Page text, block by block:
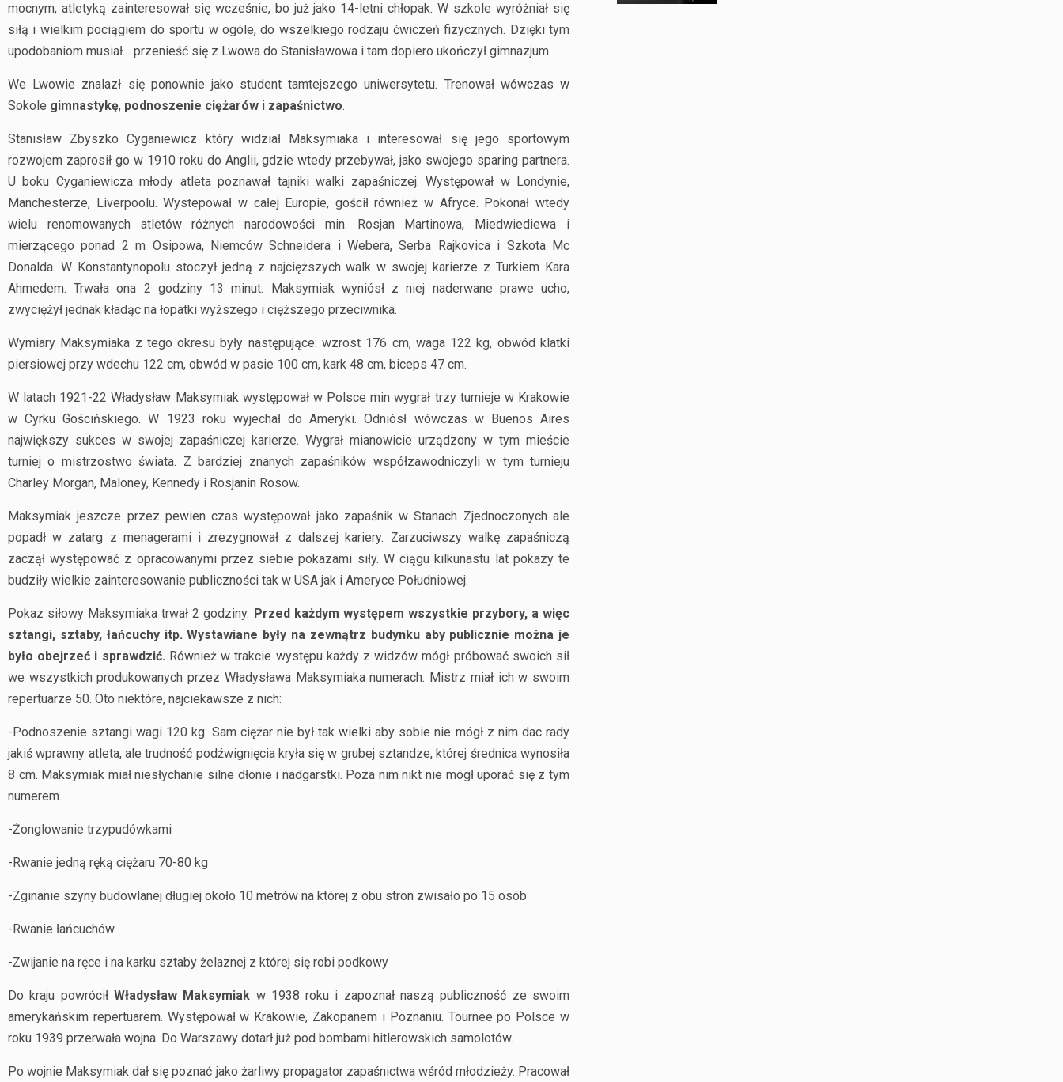
mocnym, atletyką zainteresował się wcześnie, bo już jako 14-letni chłopak. W szkole wyróżniał się
siłą i wielkim pociągiem do sportu w ogóle, do wszelkiego rodzaju ćwiczeń fizycznych. Dzięki tym
upodobaniom musiał… przenieść się z Lwowa do Stanisławowa i tam dopiero ukończył gimnazjum.
We Lwowie znalazł się ponownie jako student tamtejszego uniwersytetu. Trenował wówczas w
Sokole gimnastykę, podnoszenie ciężarów i zapaśnictwo.
Stanisław Zbyszko Cyganiewicz który widział Maksymiaka i interesował się jego sportowym
rozwojem zaprosił go w 1910 roku do Anglii, gdzie wtedy przebywał, jako swojego sparing partnera.
U boku Cyganiewicza młody atleta poznawał tajniki walki zapaśniczej. Występował w Londynie,
Manchesterze, Liverpoolu. Wystepował w całej Europie, gościł również w Afryce. Pokonał wtedy
wielu renomowanych atletów różnych narodowości min. Rosjan Martinowa, Miedwiediewa i
mierzącego ponad 2 m Osipowa, Niemców Schneidera i Webera, Serba Rajkovica i Szkota Mc
Donalda. W Konstantynopolu stoczył jedną z najcięższych walk w swojej karierze z Turkiem Kara
Ahmedem. Trwała ona 2 godziny 13 minut. Maksymiak wyniósł z niej naderwane prawe ucho,
zwyciężył jednak kładąc na łopatki wyższego i cięższego przeciwnika.
Wymiary Maksymiaka z tego okresu były następujące: wzrost 176 cm, waga 122 kg, obwód klatki
piersiowej przy wdechu 122 cm, obwód w pasie 100 cm, kark 48 cm, biceps 47 cm.
W latach 1921-22 Władysław Maksymiak występował w Polsce min wygrał trzy turnieje w Krakowie
w Cyrku Gościńskiego. W 1923 roku wyjechał do Ameryki. Odniósł wówczas w Buenos Aires
największy sukces w swojej zapaśniczej karierze. Wygrał mianowicie urządzony w tym mieście
turniej o mistrzostwo świata. Z bardziej znanych zapaśników współzawodniczyli w tym turnieju
Charley Morgan, Maloney, Kennedy i Rosjanin Rosow.
Maksymiak jeszcze przez pewien czas występował jako zapaśnik w Stanach Zjednoczonych ale
popadł w zatarg z menagerami i zrezygnował z dalszej kariery. Zarzuciwszy walkę zapaśniczą
zaczął występować z opracowanymi przez siebie pokazami siły. W ciągu kilkunastu lat pokazy te
budziły wielkie zainteresowanie publiczności tak w USA jak i Ameryce Południowej.
Pokaz siłowy Maksymiaka trwał 2 godziny. Przed każdym występem wszystkie przybory, a więc
sztangi, sztaby, łańcuchy itp. Wystawiane były na zewnątrz budynku aby publicznie można je
było obejrzeć i sprawdzić. Również w trakcie występu każdy z widzów mógł próbować swoich sił
we wszystkich produkowanych przez Władysława Maksymiaka numerach. Mistrz miał ich w swoim
repertuarze 50. Oto niektóre, najciekawsze z nich:
-Podnoszenie sztangi wagi 120 kg. Sam ciężar nie był tak wielki aby sobie nie mógł z nim dac rady
jakiś wprawny atleta, ale trudność podźwignięcia kryła się w grubej sztandze, której średnica wynosiła
8 cm. Maksymiak miał niesłychanie silne dłonie i nadgarstki. Poza nim nikt nie mógł uporać się z tym
numerem.
-Żonglowanie trzypudówkami
-Rwanie jedną ręką ciężaru 70-80 kg
-Zginanie szyny budowlanej długiej około 10 metrów na której z obu stron zwisało po 15 osób
-Rwanie łańcuchów
-Zwijanie na ręce i na karku sztaby żelaznej z której się robi podkowy
Do kraju powrócił Władysław Maksymiak w 1938 roku i zapoznał naszą publiczność ze swoim
amerykańskim repertuarem. Występował w Krakowie, Zakopanem i Poznaniu. Tournee po Polsce w
roku 1939 przerwała wojna. Do Warszawy dotarł już pod bombami hitlerowskich samolotów.
Po wojnie Maksymiak dał się poznać jako żarliwy propagator zapaśnictwa wśród młodzieży. Pracował